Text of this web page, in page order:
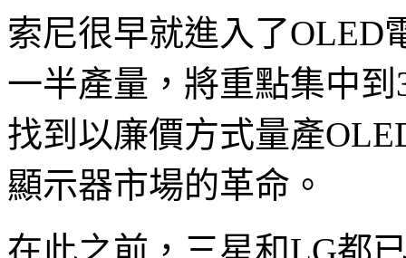
索尼很早就進入了OLED
一半產量，將重點集中
找到以廉價方式量產
顯示器市場的革命。
在此之前，三星和LG都